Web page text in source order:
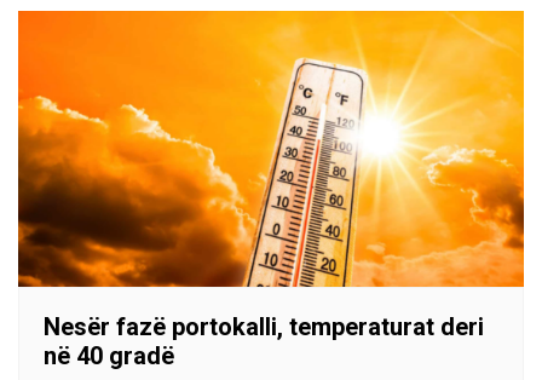
Nesër fazë portokalli, temperaturat deri
në 40 gradë